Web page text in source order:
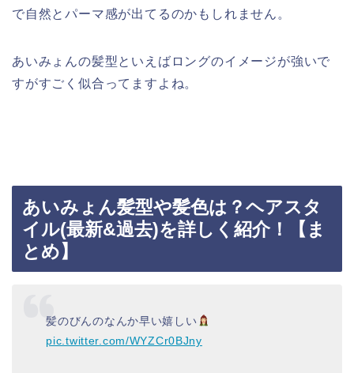
で自然とパーマ感が出てるのかもしれません。
あいみょんの髪型といえばロングのイメージが強いで
すがすごく似合ってますよね。
あいみょん髪型や髪色は？ヘアスタ
イル(最新&過去)を詳しく紹介！【ま
とめ】
髪のびんのなんか早い嬉しい
pic.twitter.com/WYZCr0BJny